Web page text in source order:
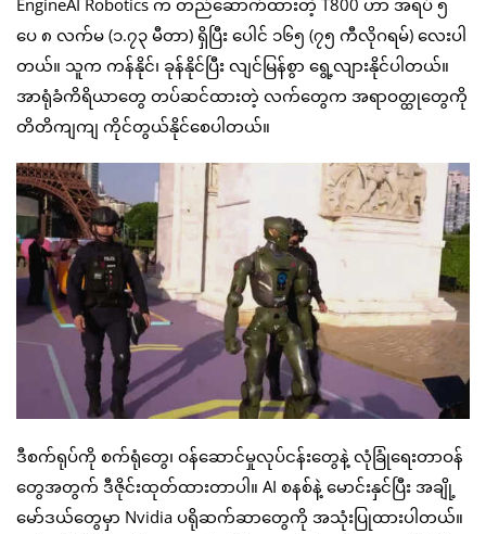
EngineAI Robotics က တည်ဆောက်ထားတဲ့ T800 ဟာ အရပ် ၅
ပေ ၈ လက်မ (၁.၇၃ မီတာ) ရှိပြီး ပေါင် ၁၆၅ (၇၅ ကီလိုဂရမ်) လေးပါ
တယ်။ သူက ကန်နိုင်၊ ခုန်နိုင်ပြီး လျင်မြန်စွာ ရွေ့လျားနိုင်ပါတယ်။
အာရုံခံကိရိယာတွေ တပ်ဆင်ထားတဲ့ လက်တွေက အရာဝတ္ထုတွေကို
တိတိကျကျ ကိုင်တွယ်နိုင်စေပါတယ်။
ဒီစက်ရုပ်ကို စက်ရုံတွေ၊ ဝန်ဆောင်မှုလုပ်ငန်းတွေနဲ့ လုံခြုံရေးတာဝန်
တွေအတွက် ဒီဇိုင်းထုတ်ထားတာပါ။ AI စနစ်နဲ့ မောင်းနှင်ပြီး အချို့
မော်ဒယ်တွေမှာ Nvidia ပရိုဆက်ဆာတွေကို အသုံးပြုထားပါတယ်။